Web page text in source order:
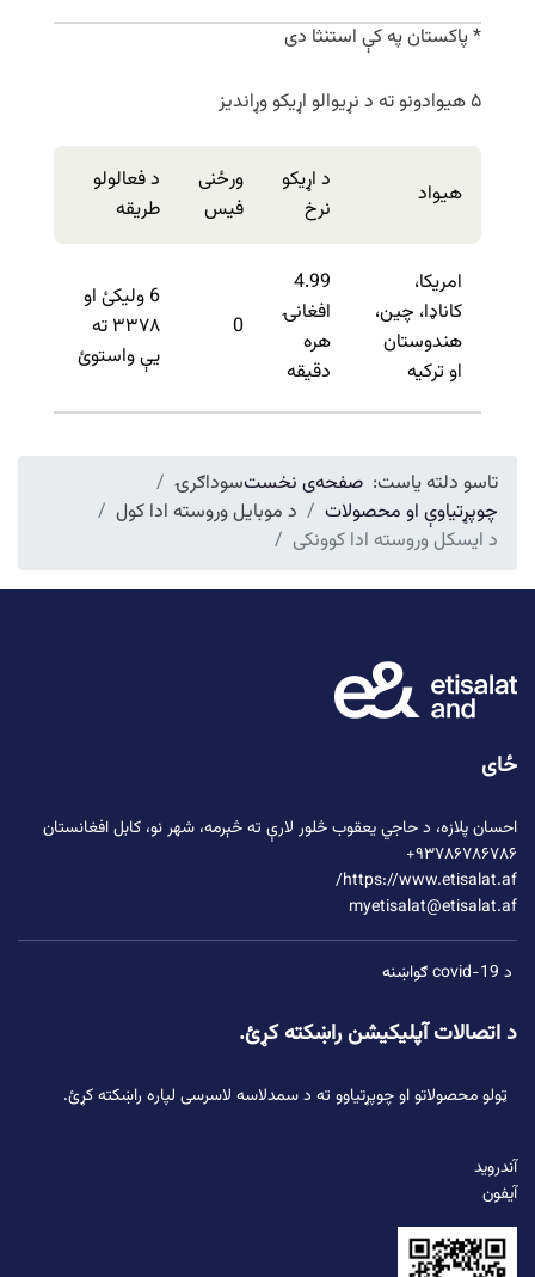
* پاکستان په کې استنثا دی
۵ هیوادونو ته د نړیوالو اړیکو وړاندیز
د فعالولو
طریقه
ورځنی
فیس
د اړیکو
نرخ
هیواد
6 ولیکئ او
۳۳۷۸ ته
یې واستوئ
0
4.99
افغانۍ
هره
دقیقه
امریکا،
کاناډا، چین،
هندوستان
او ترکیه
تاسو دلته یاست: صفحه‌ی نخستسوداګرۍ
چوپړتیاوې او محصولات
د موبایل وروسته ادا کول
د ایسکل وروسته ادا کوونکی
ځای
احسان پلازه، د حاجي یعقوب څلور لارې ته څېرمه، شهر نو، کابل افغانستان
۹۳۷۸۶۷۸۶۷۸۶+
https://www.etisalat.af/
myetisalat@etisalat.af
د covid-19 ګواښنه
د اتصالات آپلیکیشن راښکته کړئ.
ټولو محصولاتو او چوپړتیاوو ته د سمدلاسه لاسرسی لپاره راښکته کړئ.
آندروید
آیفون